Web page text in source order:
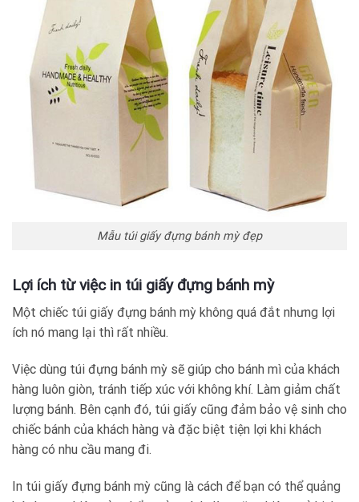
Mẫu túi giấy đựng bánh mỳ đẹp
Lợi ích từ việc in túi giấy đựng bánh mỳ
Một chiếc túi giấy đựng bánh mỳ không quá đắt nhưng lợi
ích nó mang lại thì rất nhiều.
Việc dùng túi đựng bánh mỳ sẽ giúp cho bánh mì của khách
hàng luôn giòn, tránh tiếp xúc với không khí. Làm giảm chất
lượng bánh. Bên cạnh đó, túi giấy cũng đảm bảo vệ sinh cho
chiếc bánh của khách hàng và đặc biệt tiện lợi khi khách
hàng có nhu cầu mang đi.
In túi giấy đựng bánh mỳ cũng là cách để bạn có thể quảng